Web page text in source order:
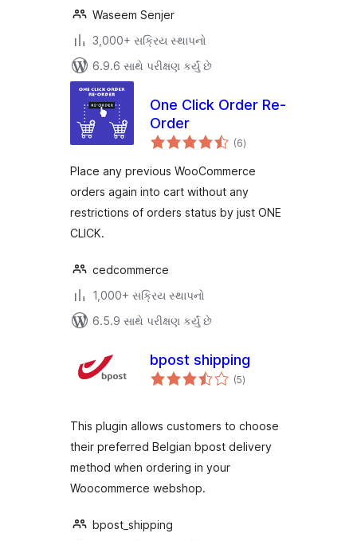
Waseem Senjer
3,000+ સક્રિય સ્થાપનો
6.9.6 સાથે પરીક્ષણ કર્યું છે
One Click Order Re-
Order
(6કુલ
રેટિંગ્સ
)
Place any previous WooCommerce
orders again into cart without any
restrictions of orders status by just ONE
CLICK.
cedcommerce
1,000+ સક્રિય સ્થાપનો
6.5.9 સાથે પરીક્ષણ કર્યું છે
bpost shipping
(5કુલ
રેટિંગ્સ
)
This plugin allows customers to choose
their preferred Belgian bpost delivery
method when ordering in your
Woocommerce webshop.
bpost_shipping